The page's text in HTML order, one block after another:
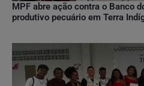
MPF abre ação contra o Banco
produtivo pecuário em Terra